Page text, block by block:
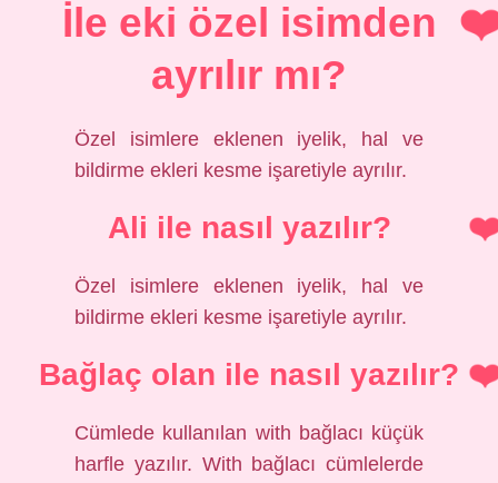
İle eki özel isimden
ayrılır mı?
Özel isimlere eklenen iyelik, hal ve
bildirme ekleri kesme işaretiyle ayrılır.
Ali ile nasıl yazılır?
Özel isimlere eklenen iyelik, hal ve
bildirme ekleri kesme işaretiyle ayrılır.
Bağlaç olan ile nasıl yazılır?
Cümlede kullanılan with bağlacı küçük
harfle yazılır. With bağlacı cümlelerde